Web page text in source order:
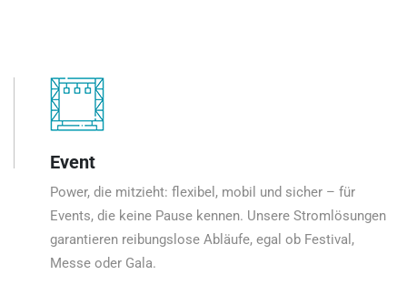
Event
Power, die mitzieht: flexibel, mobil und sicher – für
Events, die keine Pause kennen. Unsere Stromlösungen
garantieren reibungslose Abläufe, egal ob Festival,
Messe oder Gala.